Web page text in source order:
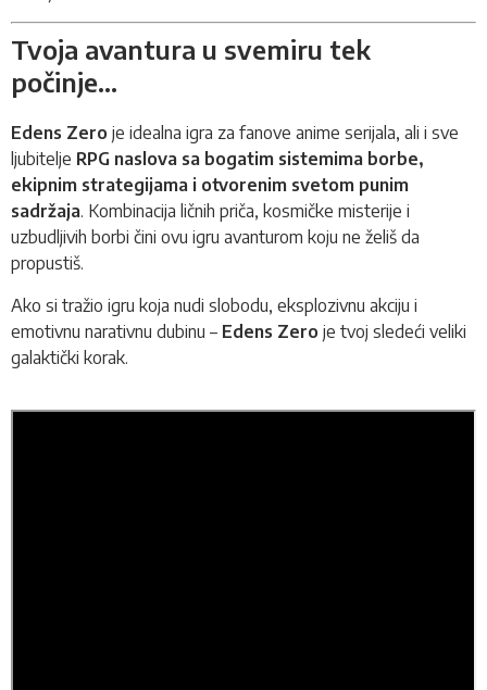
Tvoja avantura u svemiru tek
počinje...
Edens Zero je idealna igra za fanove anime serijala, ali i sve
ljubitelje RPG naslova sa bogatim sistemima borbe,
ekipnim strategijama i otvorenim svetom punim
sadržaja. Kombinacija ličnih priča, kosmičke misterije i
uzbudljivih borbi čini ovu igru avanturom koju ne želiš da
propustiš.
Ako si tražio igru koja nudi slobodu, eksplozivnu akciju i
emotivnu narativnu dubinu – Edens Zero je tvoj sledeći veliki
galaktički korak.